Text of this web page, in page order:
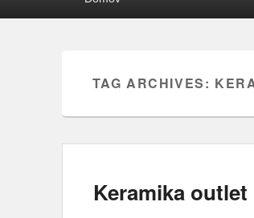
TAG ARCHIVES:
Keramika